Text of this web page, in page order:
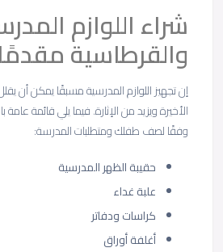
شراء اللوازم
والقرطاسية مقدمًا
إن تجهيز اللوازم المدرسية مسبقًا يمكن أن
الأخيرة ويزيد من الإثارة. فيما يلي قائمة عامة
وفقًا لصف طفلك ومتطلبات المدرسة:
حقيبة الظهر المدرسية
علبة غداء
كراسات ودفاتر
أغلفة أوراق